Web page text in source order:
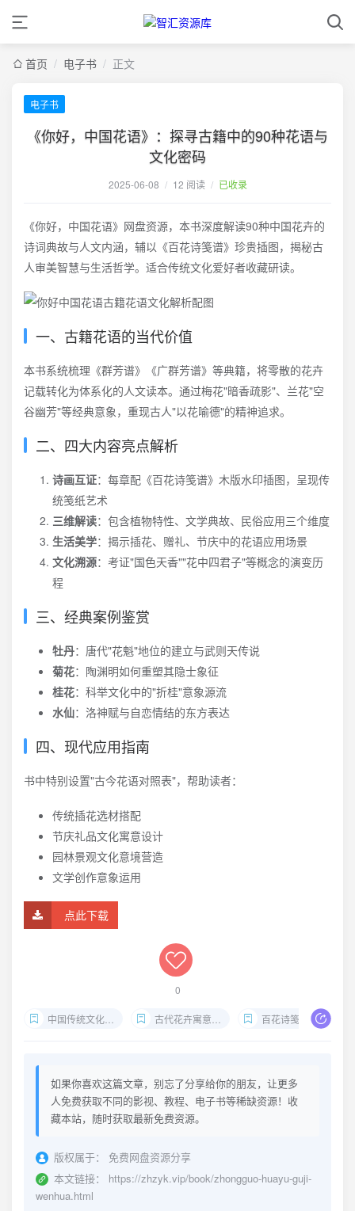
首页 / 电子书 / 正文
电子书
《你好，中国花语》：探寻古籍中的90种花语与
文化密码
2025-06-08 / 12 阅读 / 已收录
《你好，中国花语》网盘资源，本书深度解读90种中国花卉的
诗词典故与人文内涵，辅以《百花诗笺谱》珍贵插图，揭秘古
人审美智慧与生活哲学。适合传统文化爱好者收藏研读。
一、古籍花语的当代价值
本书系统梳理《群芳谱》《广群芳谱》等典籍，将零散的花卉
记载转化为体系化的人文读本。通过梅花"暗香疏影"、兰花"空
谷幽芳"等经典意象，重现古人"以花喻德"的精神追求。
二、四大内容亮点解析
诗画互证：每章配《百花诗笺谱》木版水印插图，呈现传
统笺纸艺术
三维解读：包含植物特性、文学典故、民俗应用三个维度
生活美学：揭示插花、赠礼、节庆中的花语应用场景
文化溯源：考证"国色天香""花中四君子"等概念的演变历
程
三、经典案例鉴赏
牡丹：唐代"花魁"地位的建立与武则天传说
菊花：陶渊明如何重塑其隐士象征
桂花：科举文化中的"折桂"意象源流
水仙：洛神赋与自恋情结的东方表达
四、现代应用指南
书中特别设置"古今花语对照表"，帮助读者：
传统插花选材搭配
节庆礼品文化寓意设计
园林景观文化意境营造
文学创作意象运用
点此下载
0
中国传统文化书籍 古代花卉寓意解析 百花诗笺谱赏析
如果你喜欢这篇文章，别忘了分享给你的朋友，让更多
人免费获取不同的影视、教程、电子书等稀缺资源！收
藏本站，随时获取最新免费资源。
版权属于：
免费网盘资源分享
本文链接：
https://zhzyk.vip/book/zhongguo-huayu-guji-
wenhua.html